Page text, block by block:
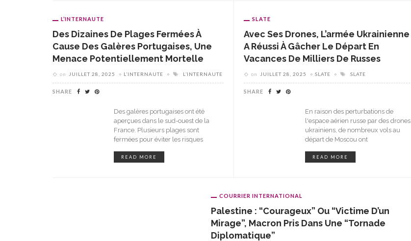
L’INTERNAUTE
Des Dizaines De Plages Fermées À
Cause Des Galères Portugaises, Une
Menace Potentiellement Mortelle
on JUILLET 28, 2025 L’INTERNAUTE L’INTERNAUTE
SHARE
Des galères portugaises ont été
aperçues dans le sud-ouest de la
France. Plusieurs plages sont
fermées pour éviter les risques
READ MORE
SLATE
Avec Ses Drones, L’armée Ukrainienne
A Réussi À Gâcher Le Départ En
Vacances De Milliers De Russes
on JUILLET 28, 2025 SLATE SLATE
SHARE
En raison des perturbations de
l'espace aérien russe par des drones
ukrainiens, de nombreux vols au
départ de Moscou ont
READ MORE
COURRIER INTERNATIONAL
Palestine : “courageux” Ou “victime D’un
Mirage”, Macron Pris Dans Une “tornade
Diplomatique”